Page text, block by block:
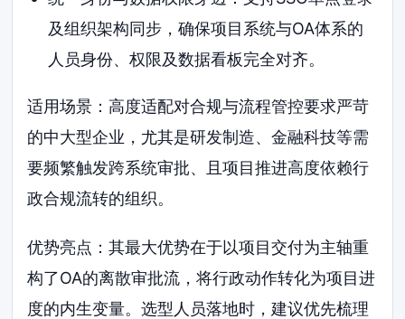
及组织架构同步，确保项目系统与OA体系的
人员身份、权限及数据看板完全对齐。
适用场景：高度适配对合规与流程管控要求严苛
的中大型企业，尤其是研发制造、金融科技等需
要频繁触发跨系统审批、且项目推进高度依赖行
政合规流转的组织。
优势亮点：其最大优势在于以项目交付为主轴重
构了OA的离散审批流，将行政动作转化为项目进
度的内生变量。选型人员落地时，建议优先梳理